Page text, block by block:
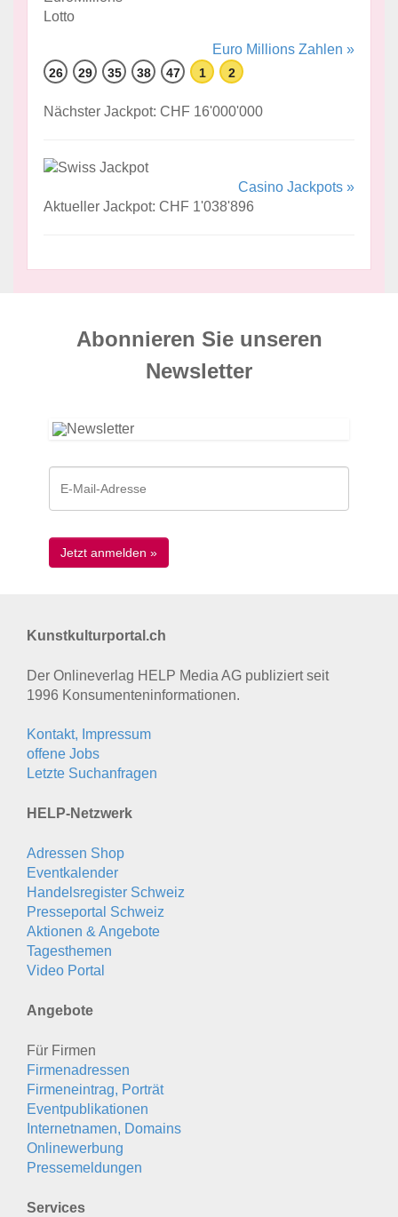
Euro Millions Zahlen »
26 29 35 38 47 1 2
Nächster Jackpot: CHF 16'000'000
Casino Jackpots »
Aktueller Jackpot: CHF 1'038'896
Abonnieren Sie unseren
News­letter
Kunstkulturportal.ch
Der Onlineverlag HELP Media AG publiziert seit
1996 Konsumenten­informationen.
Kontakt, Impressum
offene Jobs
Letzte Suchanfragen
HELP-Netzwerk
Adressen Shop
Eventkalender
Handelsregister Schweiz
Presseportal Schweiz
Aktionen & Angebote
Tagesthemen
Video Portal
Angebote
Für Firmen
Firmenadressen
Firmeneintrag, Porträt
Eventpublikationen
Internetnamen, Domains
Onlinewerbung
Pressemeldungen
Services